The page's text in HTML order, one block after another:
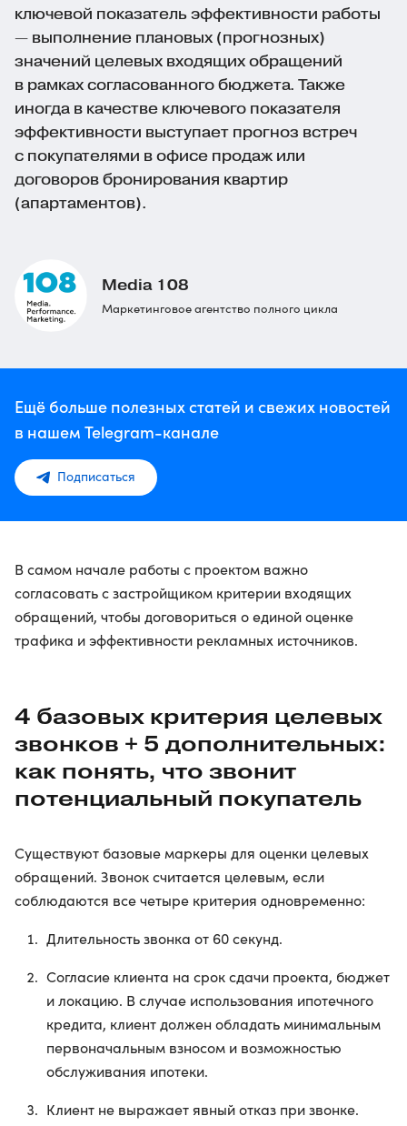
ключевой показатель эффективности работы
— выполнение плановых (прогнозных)
значений целевых входящих обращений
в рамках согласованного бюджета. Также
иногда в качестве ключевого показателя
эффективности выступает прогноз встреч
с покупателями в офисе продаж или
договоров бронирования квартир
(апартаментов).
Media 108
Маркетинговое агентство полного цикла
Ещё больше полезных статей и свежих новостей
в нашем Telegram-канале
Подписаться
В самом начале работы с проектом важно
согласовать с застройщиком критерии входящих
обращений, чтобы договориться о единой оценке
трафика и эффективности рекламных источников.
4 базовых критерия целевых
звонков + 5 дополнительных:
как понять, что звонит
потенциальный покупатель
Существуют базовые маркеры для оценки целевых
обращений. Звонок считается целевым, если
соблюдаются все четыре критерия одновременно:
Длительность звонка от 60 секунд.
Согласие клиента на срок сдачи проекта, бюджет
и локацию. В случае использования ипотечного
кредита, клиент должен обладать минимальным
первоначальным взносом и возможностью
обслуживания ипотеки.
Клиент не выражает явный отказ при звонке.